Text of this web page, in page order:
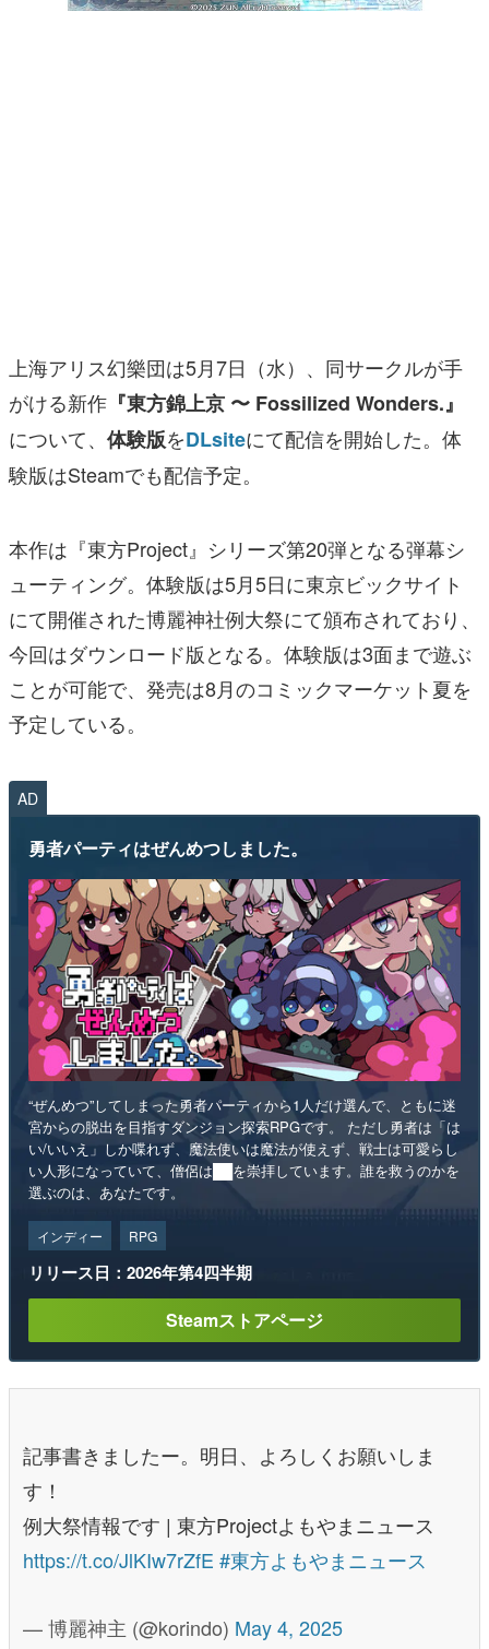
その他
電ファミニコゲーマーとは？
運営：株式会社マレ
上海アリス幻樂団は5月7日（水）、同サークルが手
がける新作 『東方錦上京 〜 Fossilized Wonders.』
について、 体験版をDLsiteにて配信を開始した。体
験版はSteamでも配信予定。
本作は『東方Project』シリーズ第20弾となる弾幕シ
ューティング。体験版は5月5日に東京ビックサイト
にて開催された博麗神社例大祭にて頒布されており、
今回はダウンロード版となる。体験版は3面まで遊ぶ
ことが可能で、発売は8月のコミックマーケット夏を
予定している。
AD
勇者パーティはぜんめつしました。
“ぜんめつ”してしまった勇者パーティから1人だけ選んで、ともに迷
宮からの脱出を目指すダンジョン探索RPGです。 ただし勇者は「は
い/いいえ」しか喋れず、魔法使いは魔法が使えず、戦士は可愛らし
い人形になっていて、僧侶は██を崇拝しています。誰を救うのかを
選ぶのは、あなたです。
インディー RPG
リリース日：2026年第4四半期
Steamストアページ
記事書きましたー。明日、よろしくお願いしま
す！
例大祭情報です | 東方Projectよもやまニュース
https://t.co/JlKIw7rZfE #東方よもやまニュース
— 博麗神主 (@korindo) May 4, 2025